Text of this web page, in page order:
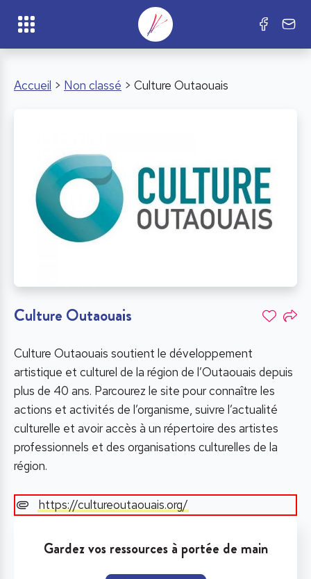
Accueil > Non classé > Culture Outaouais
Culture Outaouais
Culture Outaouais soutient le développement
artistique et culturel de la région de l’Outaouais depuis
plus de 40 ans. Parcourez le site pour connaître les
actions et activités de l’organisme, suivre l’actualité
culturelle et avoir accès à un répertoire des artistes
professionnels et des organisations culturelles de la
région.
https://cultureoutaouais.org/
Gardez vos ressources à portée de main